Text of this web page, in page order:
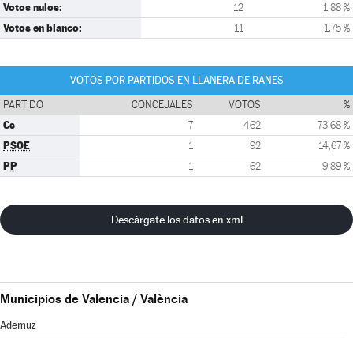
Votos nulos: 12 1,88 %
Votos en blanco: 11 1,75 %
VOTOS POR PARTIDOS EN LLANERA DE RANES
PARTIDO CONCEJALES VOTOS %
Cs 7 462 73,68 %
PSOE 1 92 14,67 %
PP 1 62 9,89 %
Descárgate los datos en xml
Municipios de Valencia / València
Ademuz